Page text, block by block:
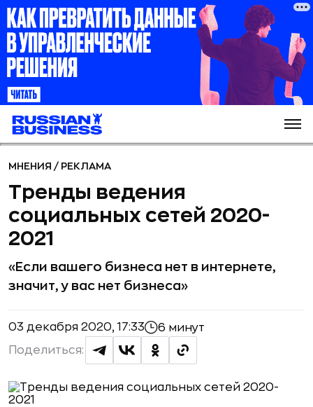
МНЕНИЯ / РЕКЛАМА
Тренды ведения
социальных сетей 2020-
2021
«Если вашего бизнеса нет в интернете,
значит, у вас нет бизнеса»
03 декабря 2020, 17:33 6 минут
Поделиться: